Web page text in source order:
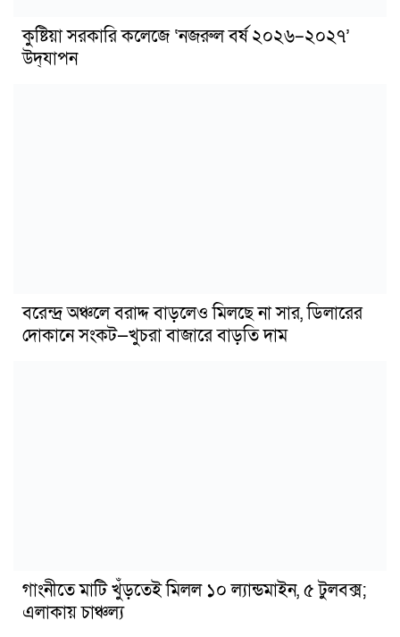
কুষ্টিয়া সরকারি কলেজে ‘নজরুল বর্ষ ২০২৬–২০২৭’
উদ্‌যাপন
বরেন্দ্র অঞ্চলে বরাদ্দ বাড়লেও মিলছে না সার, ডিলারের
দোকানে সংকট—খুচরা বাজারে বাড়তি দাম
গাংনীতে মাটি খুঁড়তেই মিলল ১০ ল্যান্ডমাইন, ৫ টুলবক্স;
এলাকায় চাঞ্চল্য